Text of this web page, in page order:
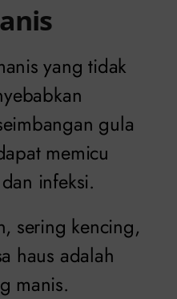
yang tidak
gula
memicu
infeksi.
sering kencing,
haus adalah
manis.